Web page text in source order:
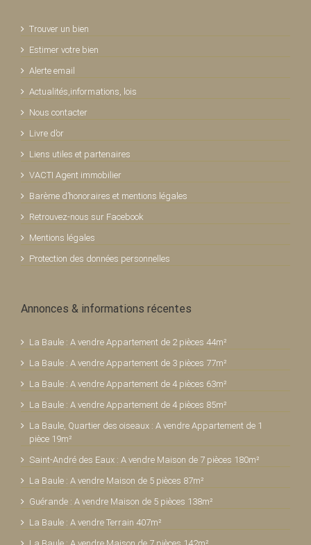
Trouver un bien
Estimer votre bien
Alerte email
Actualités,informations, lois
Nous contacter
Livre d’or
Liens utiles et partenaires
VACTI Agent immobilier
Barème d’honoraires et mentions légales
Retrouvez-nous sur Facebook
Mentions légales
Protection des données personnelles
Annonces & informations récentes
La Baule : A vendre Appartement de 2 pièces 44m²
La Baule : A vendre Appartement de 3 pièces 77m²
La Baule : A vendre Appartement de 4 pièces 63m²
La Baule : A vendre Appartement de 4 pièces 85m²
La Baule, Quartier des oiseaux : A vendre Appartement de 1
pièce 19m²
Saint-André des Eaux : A vendre Maison de 7 pièces 180m²
La Baule : A vendre Maison de 5 pièces 87m²
Guérande : A vendre Maison de 5 pièces 138m²
La Baule : A vendre Terrain 407m²